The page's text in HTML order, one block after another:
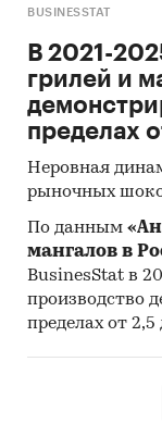
BUSINESSTAT
В 2021-
грилей и
пределах
Неровная
рыночных
По данным
мангалов в
BusinesStat в
производство
пределах от